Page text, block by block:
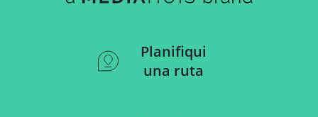
Planifiqui
una ruta